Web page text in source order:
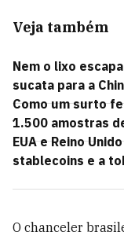
Veja também
Nem o lixo
sucata para a
Como um surto
1.500 amostras
EUA e Reino
stablecoins e a
O chanceler